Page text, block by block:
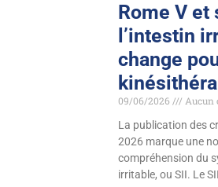
Rome V et
l’intestin
change
09/06/2026
Aucun
La publication des
2026 marque une
compréhension du
irritable, ou SII. Le SII